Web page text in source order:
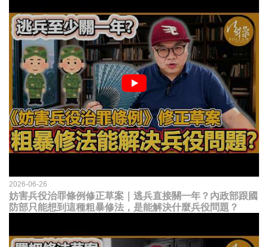
2026-06-26
妨害兵役治罪條例修正草案｜逃兵直接關一年？內政部跟國
防部只能想到這種粗暴修法，是能解決什麼兵役問題？